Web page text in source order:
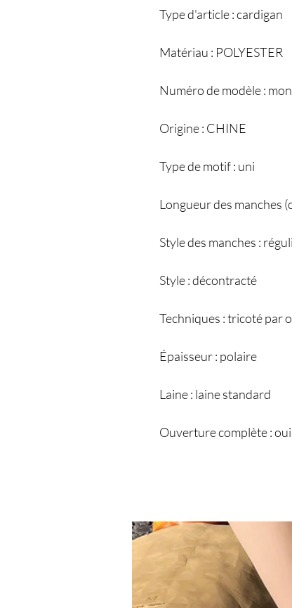
Type d'article : cardigan
Matériau : POLYESTER
Numéro de modèle : mon
Origine : CHINE
Type de motif : uni
Longueur des manches
Style des manches :
Style : décontracté
Techniques : tricoté par
Épaisseur : polaire
Laine : laine standard
Ouverture complète : oui